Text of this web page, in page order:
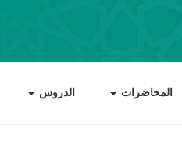
المحاضرات الدروس